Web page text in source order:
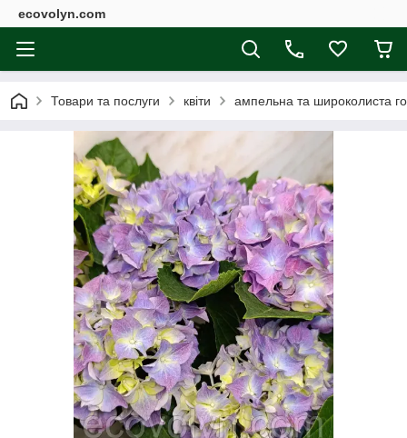
ecovolyn.com
Товари та послуги квіти ампельна та широколиста